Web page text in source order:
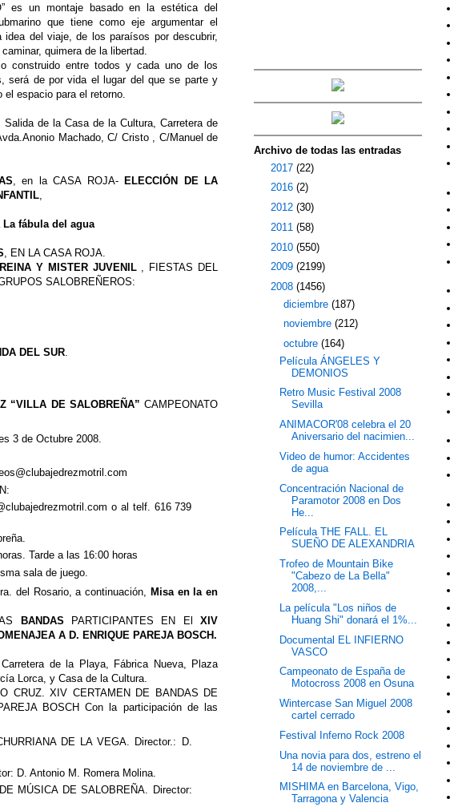
es un montaje basado en la estética del
que tiene como eje argumentar el
idea del viaje, de los paraísos por descubrir,
quimera de la libertad.
construido entre todos y cada uno de los
será de por vida el lugar del que se parte y
el espacio para el retorno.
Salida de la Casa de la Cultura, Carretera de
Machado, C/ Cristo , C/Manuel de
, en la CASA ROJA- ELECCIÓN DE LA
La fábula del agua
, EN LA CASA ROJA.
Y MISTER JUVENIL, FIESTAS DEL
SALOBREÑEROS:
DEL SUR.
“VILLA DE SALOBREÑA” CAMPEONATO
3 de Octubre 2008.
o al telf. 616 739
Tarde a las 16:00 horas
sala de juego.
del Rosario, a continuación, Misa en la en
BANDAS PARTICIPANTES EN El
XIV
A D. ENRIQUE PAREJA BOSCH.
de la Playa, Fábrica Nueva, Plaza
Lorca, y Casa de la Cultura.
CRUZ. XIV CERTAMEN DE BANDAS DE
BOSCH Con la participación de las
DE LA VEGA. Director.: D.
D. Antonio M. Romera Molina.
MÚSICA DE SALOBREÑA. Director:
Archivo de todas las entradas
2017 (22)
2016 (2)
2012 (30)
2011 (58)
2010 (550)
2009 (2199)
2008 (1456)
diciembre (187)
noviembre (212)
octubre (164)
Película ÁNGELES Y
DEMONIOS
Retro Music Festival 2008
Sevilla
ANIMACOR'08 celebra el 20
Aniversario del nacimien...
Video de humor: Accidentes
de agua
Concentración Nacional de
Paramotor 2008 en Dos
He...
Película THE FALL. EL
SUEÑO DE ALEXANDRIA
Trofeo de Mountain Bike
"Cabezo de La Bella"
2008,...
La película "Los niños de
Huang Shi" donará el 1%...
Documental EL INFIERNO
VASCO
Campeonato de España de
Motocross 2008 en Osuna
Wintercase San Miguel 2008
cartel cerrado
Festival Inferno Rock 2008
Una novia para dos, estreno el
14 de noviembre de ...
MISHIMA en Barcelona, Vigo,
Tarragona y Valencia